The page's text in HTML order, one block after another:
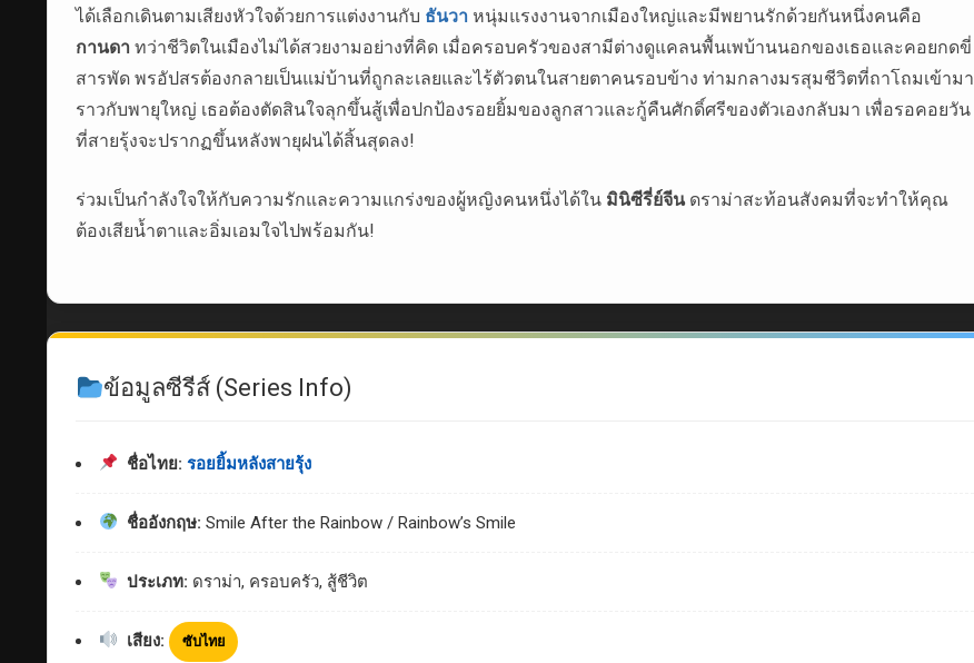
ได้เลือกเดินตามเสียงหัวใจด้วยการแต่งงานกับ ธันวา หนุ่มแรงงานจากเมืองใหญ่และมีพยานรักด้วยกันหนึ่งคนคือ
กานดา ทว่าชีวิตในเมืองไม่ได้สวยงามอย่างที่คิด เมื่อครอบครัวของสามีต่างดูแคลนพื้นเพบ้านนอกของเธอและคอยกดขี่
สารพัด พรอัปสรต้องกลายเป็นแม่บ้านที่ถูกละเลยและไร้ตัวตนในสายตาคนรอบข้าง ท่ามกลางมรสุมชีวิตที่ถาโถมเข้ามา
ราวกับพายุใหญ่ เธอต้องตัดสินใจลุกขึ้นสู้เพื่อปกป้องรอยยิ้มของลูกสาวและกู้คืนศักดิ์ศรีของตัวเองกลับมา เพื่อรอคอยวัน
ที่สายรุ้งจะปรากฏขึ้นหลังพายุฝนได้สิ้นสุดลง!
ร่วมเป็นกำลังใจให้กับความรักและความแกร่งของผู้หญิงคนหนึ่งได้ใน มินิซีรี่ย์จีนดราม่าสะท้อนสังคมที่จะทำให้คุณ
ต้องเสียน้ำตาและอิ่มเอมใจไปพร้อมกัน!
ข้อมูลซีรีส์ (Series Info)
ชื่อไทย: รอยยิ้มหลังสายรุ้ง
ชื่ออังกฤษ: Smile After the Rainbow / Rainbow’s Smile
ประเภท: ดราม่า, ครอบครัว, สู้ชีวิต
เสียง: ซับไทย